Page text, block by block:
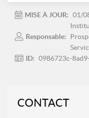
MISE À JOUR: 01/
Responsable:
ID: 0986723c-
CONTACT